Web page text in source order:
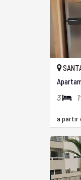
3 1
a partir